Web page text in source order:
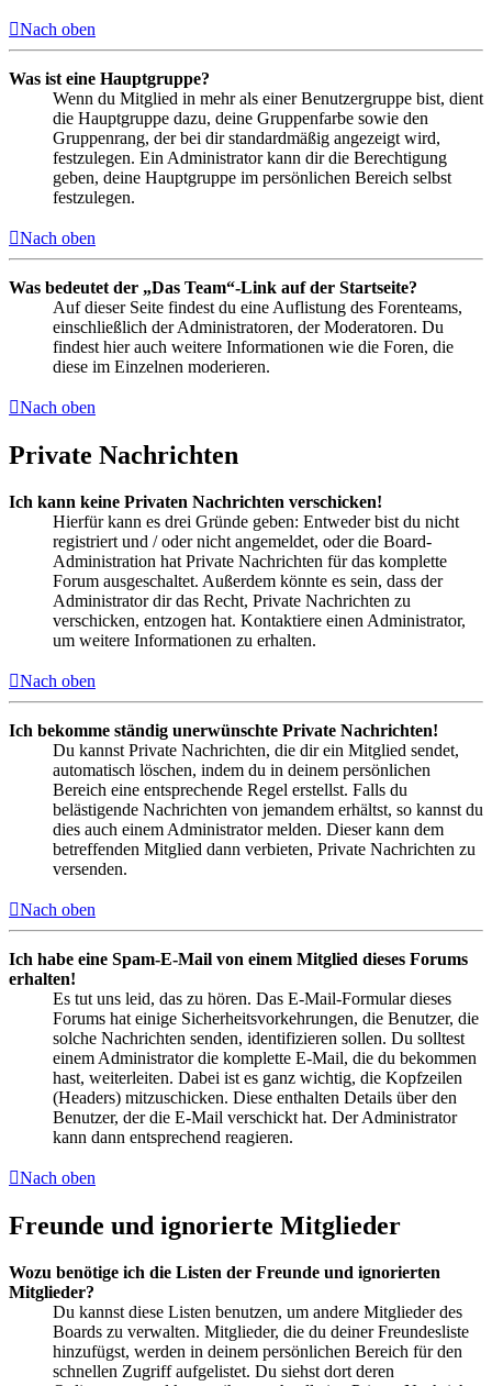
Nach oben
Was ist eine Hauptgruppe?
Wenn du Mitglied in mehr als einer Benutzergruppe bist, dient
die Hauptgruppe dazu, deine Gruppenfarbe sowie den
Gruppenrang, der bei dir standardmäßig angezeigt wird,
festzulegen. Ein Administrator kann dir die Berechtigung
geben, deine Hauptgruppe im persönlichen Bereich selbst
festzulegen.
Nach oben
Was bedeutet der „Das Team“-Link auf der Startseite?
Auf dieser Seite findest du eine Auflistung des Forenteams,
einschließlich der Administratoren, der Moderatoren. Du
findest hier auch weitere Informationen wie die Foren, die
diese im Einzelnen moderieren.
Nach oben
Private Nachrichten
Ich kann keine Privaten Nachrichten verschicken!
Hierfür kann es drei Gründe geben: Entweder bist du nicht
registriert und / oder nicht angemeldet, oder die Board-
Administration hat Private Nachrichten für das komplette
Forum ausgeschaltet. Außerdem könnte es sein, dass der
Administrator dir das Recht, Private Nachrichten zu
verschicken, entzogen hat. Kontaktiere einen Administrator,
um weitere Informationen zu erhalten.
Nach oben
Ich bekomme ständig unerwünschte Private Nachrichten!
Du kannst Private Nachrichten, die dir ein Mitglied sendet,
automatisch löschen, indem du in deinem persönlichen
Bereich eine entsprechende Regel erstellst. Falls du
belästigende Nachrichten von jemandem erhältst, so kannst du
dies auch einem Administrator melden. Dieser kann dem
betreffenden Mitglied dann verbieten, Private Nachrichten zu
versenden.
Nach oben
Ich habe eine Spam-E-Mail von einem Mitglied dieses Forums
erhalten!
Es tut uns leid, das zu hören. Das E-Mail-Formular dieses
Forums hat einige Sicherheitsvorkehrungen, die Benutzer, die
solche Nachrichten senden, identifizieren sollen. Du solltest
einem Administrator die komplette E-Mail, die du bekommen
hast, weiterleiten. Dabei ist es ganz wichtig, die Kopfzeilen
(Headers) mitzuschicken. Diese enthalten Details über den
Benutzer, der die E-Mail verschickt hat. Der Administrator
kann dann entsprechend reagieren.
Nach oben
Freunde und ignorierte Mitglieder
Wozu benötige ich die Listen der Freunde und ignorierten
Mitglieder?
Du kannst diese Listen benutzen, um andere Mitglieder des
Boards zu verwalten. Mitglieder, die du deiner Freundesliste
hinzufügst, werden in deinem persönlichen Bereich für den
schnellen Zugriff aufgelistet. Du siehst dort deren